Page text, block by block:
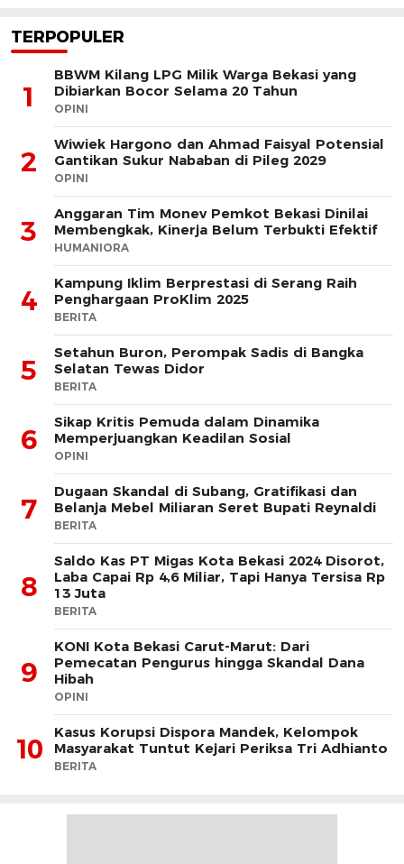
TERPOPULER
1
BBWM Kilang LPG Milik Warga Bekasi yang
Dibiarkan Bocor Selama 20 Tahun
OPINI
2
Wiwiek Hargono dan Ahmad Faisyal Potensial
Gantikan Sukur Nababan di Pileg 2029
OPINI
3
Anggaran Tim Monev Pemkot Bekasi Dinilai
Membengkak, Kinerja Belum Terbukti Efektif
HUMANIORA
4
Kampung Iklim Berprestasi di Serang Raih
Penghargaan ProKlim 2025
BERITA
5
Setahun Buron, Perompak Sadis di Bangka
Selatan Tewas Didor
BERITA
6
Sikap Kritis Pemuda dalam Dinamika
Memperjuangkan Keadilan Sosial
OPINI
7
Dugaan Skandal di Subang, Gratifikasi dan
Belanja Mebel Miliaran Seret Bupati Reynaldi
BERITA
8
Saldo Kas PT Migas Kota Bekasi 2024 Disorot,
Laba Capai Rp 4,6 Miliar, Tapi Hanya Tersisa Rp
13 Juta
BERITA
9
KONI Kota Bekasi Carut-Marut: Dari
Pemecatan Pengurus hingga Skandal Dana
Hibah
OPINI
10
Kasus Korupsi Dispora Mandek, Kelompok
Masyarakat Tuntut Kejari Periksa Tri Adhianto
BERITA